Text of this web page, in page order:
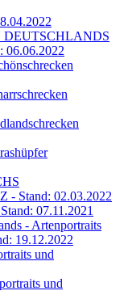
DEUTSCHLANDS
06.06.2022
- Stand: 02.03.2022
07.11.2021
- Artenportraits
19.12.2022
und
und